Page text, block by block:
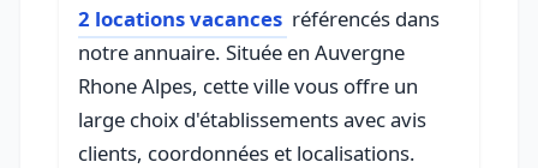
2 locations vacances référencés dans
notre annuaire. Située en Auvergne
Rhone Alpes, cette ville vous offre un
large choix d'établissements avec avis
clients, coordonnées et localisations.